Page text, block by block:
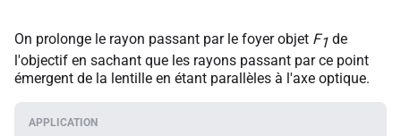
On prolonge le rayon passant par le foyer objet F1 de
l'objectif en sachant que les rayons passant par ce point
émergent de la lentille en étant parallèles à l'axe optique.